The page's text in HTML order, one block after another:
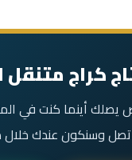
كراج متنقل
أينما كنت في
وسنكون عندك خلال